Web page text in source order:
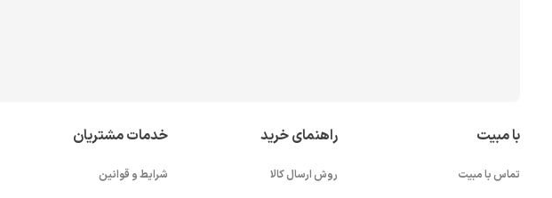
با مبیت
تماس با مبیت
راهنمای خرید
روش ارسال کالا
خدمات مشتریان
شرایط و قوانین